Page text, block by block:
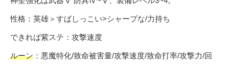
性格：英雄＞すばしっこい>シャープな/力持ち
できれば紫ステ：攻撃速度
ルーン ：悪魔特化/致命被害量/攻撃速度/致命打率/攻撃力/回